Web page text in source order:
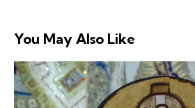
You May Also Like